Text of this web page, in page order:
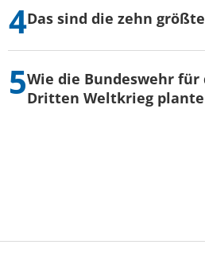
Das sind die zehn
Wie die Bundeswehr
Dritten Weltkrieg plante